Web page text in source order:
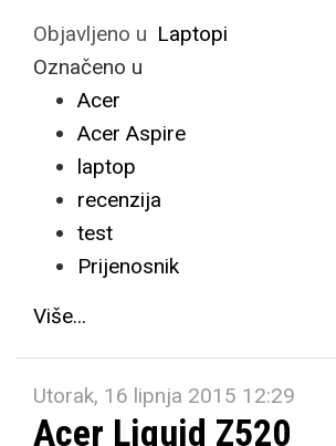
Objavljeno u Laptopi
Označeno u
Acer
Acer Aspire
laptop
recenzija
test
Prijenosnik
Više...
Utorak, 16 lipnja 2015 12:29
Acer Liquid Z520